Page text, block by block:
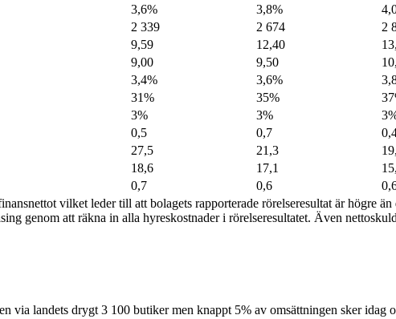
3,6% 3,8%
2 339 2 674 2
9,59 12,40
9,00 9,50
3,4% 3,6%
31% 35%
3% 3%
0,5 0,7
27,5 21,3
18,6 17,1
0,7 0,6
vilket leder till att bolagets rapporterade rörelseresultat är högre
genom att räkna in alla hyreskostnader i rörelseresultatet. Även
via landets drygt 3 100 butiker men knappt 5% av omsättningen sker idag